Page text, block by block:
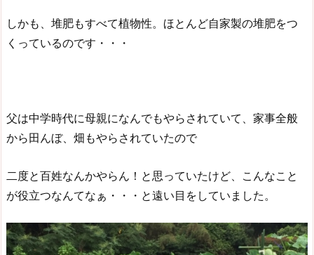
しかも、堆肥もすべて植物性。ほとんど自家製の堆肥をつ
くっているのです・・・
父は中学時代に母親になんでもやらされていて、家事全般
から田んぼ、畑もやらされていたので
二度と百姓なんかやらん！と思っていたけど、こんなこと
が役立つなんてなぁ・・・と遠い目をしていました。